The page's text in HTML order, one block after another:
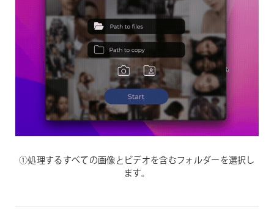
①処理するすべての画像とビデオを含むフォルダーを選択し
ます。